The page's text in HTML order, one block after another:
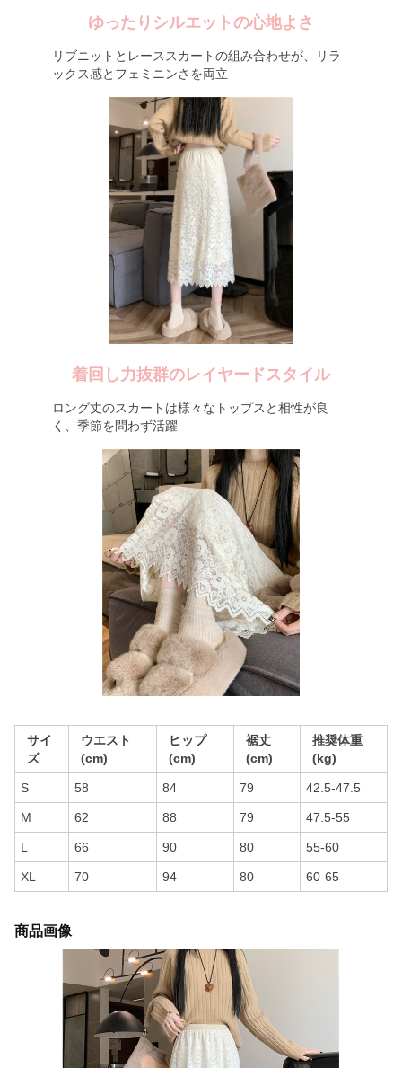
ゆったりシルエットの心地よさ
リブニットとレーススカートの組み合わせが、リラ
ックス感とフェミニンさを両立
着回し力抜群のレイヤードスタイル
ロング丈のスカートは様々なトップスと相性が良
く、季節を問わず活躍
サイ
ズ
ウエスト
(cm)
ヒップ
(cm)
裾丈
(cm)
推奨体重
(kg)
S 58 84 79 42.5-47.5
M 62 88 79 47.5-55
L 66 90 80 55-60
XL 70 94 80 60-65
商品画像